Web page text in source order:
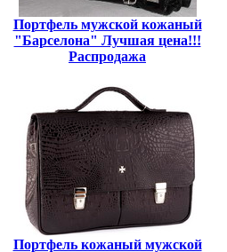
Портфель мужской кожаный
"Барселона" Лучшая цена!!!
Распродажа
Портфель кожаный мужской